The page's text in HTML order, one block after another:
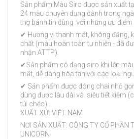
Sản phẩm Màu Siro được sản xuất
24 màu chuyên dụng dành trong
thợ bánh tin dùng với những ưu điểm
✔ Hương vị thanh mát, không đắng,
chất (màu hoàn toàn tự nhiên - đã
nhận ATTP).
✔Sản phẩm có dạng siro khi lên
mắt, dễ dàng hòa tan với các loại
✔ Sản phẩm được đóng chai nhỏ
dùng được lâu dài và siêu tiết kiệm
túi chéo) .
XUẤT XỨ: VIỆT NAM
NƠI SẢN XUẤT: CÔNG TY CỔ PHẦN
UNICORN